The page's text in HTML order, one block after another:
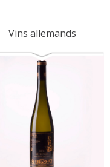
Vins allemands